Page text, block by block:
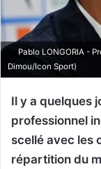
Pablo LONGORIA -
Dimou/Icon Sport)
Il y a quelques
professionnel
scellé avec les
répartition du